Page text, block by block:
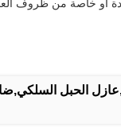
أو خاصة من ظروف
الحبل